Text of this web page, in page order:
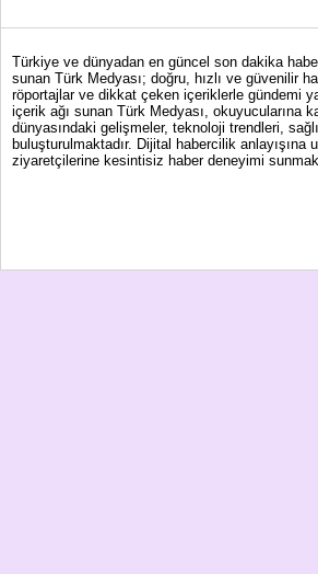
Türkiye ve dünyadan en güncel son dakika
sunan Türk Medyası; doğru, hızlı ve güvenilir
röportajlar ve dikkat çeken içeriklerle gündemi
içerik ağı sunan Türk Medyası, okuyucularına
dünyasındaki gelişmeler, teknoloji trendleri,
buluşturulmaktadır. Dijital habercilik
ziyaretçilerine kesintisiz haber deneyimi